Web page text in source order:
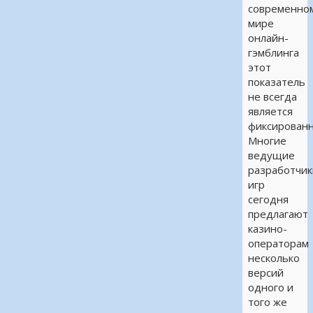
мире
онлайн-
гэмблинга
этот
показатель
не всегда
является
Многие
ведущие
игр
сегодня
предлагают
казино-
операторам
несколько
версий
одного и
того же